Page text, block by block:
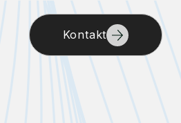
Kontakt